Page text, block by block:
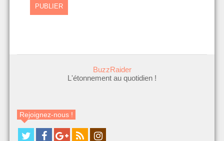
BuzzRaider
L'étonnement au quotidien !
Rejoignez-nous !